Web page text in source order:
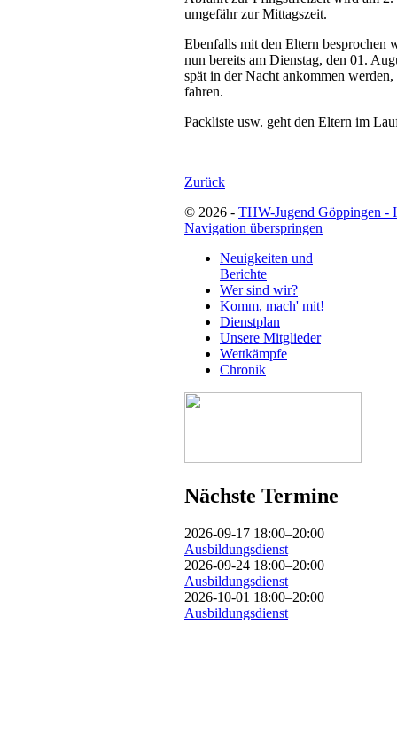
umgefähr zur Mittagszeit.
Ebenfalls mit den Eltern besprochen
nun bereits am Dienstag, den 01.
spät in der Nacht ankommen
fahren.
Packliste usw. geht den Eltern im
Zurück
© 2026 - THW-Jugend Göppingen -
Navigation überspringen
Neuigkeiten und
Berichte
Wer sind wir?
Komm, mach' mit!
Dienstplan
Unsere Mitglieder
Wettkämpfe
Chronik
Nächste Termine
2026-09-17 18:00–20:00
Ausbildungsdienst
2026-09-24 18:00–20:00
Ausbildungsdienst
2026-10-01 18:00–20:00
Ausbildungsdienst